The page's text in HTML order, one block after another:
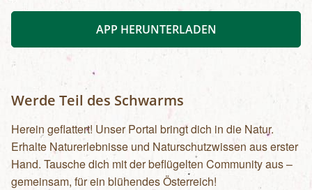
APP HERUNTERLADEN
Werde Teil des Schwarms
Herein geflattert! Unser Portal bringt dich in die Natur.
Erhalte Naturerlebnisse und Naturschutzwissen aus erster
Hand. Tausche dich mit der beflügelten Community aus –
gemeinsam, für ein blühendes Österreich!